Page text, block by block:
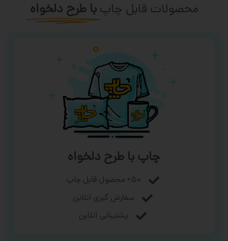
محصولات قابل چاپ با طرح دلخواه
چاپ با طرح دلخواه
۵۰+ محصول قابل چاپ
سفارش گیری آنلاین
پشتیبانی آنلاین